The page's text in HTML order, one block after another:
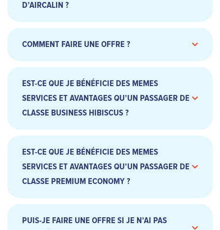
D’AIRCALIN ?
COMMENT FAIRE UNE OFFRE ?
EST-CE QUE JE BÉNÉFICIE DES MEMES
SERVICES ET AVANTAGES QU’UN PASSAGER DE
CLASSE BUSINESS HIBISCUS ?
EST-CE QUE JE BÉNÉFICIE DES MEMES
SERVICES ET AVANTAGES QU’UN PASSAGER DE
CLASSE PREMIUM ECONOMY ?
PUIS-JE FAIRE UNE OFFRE SI JE N’AI PAS